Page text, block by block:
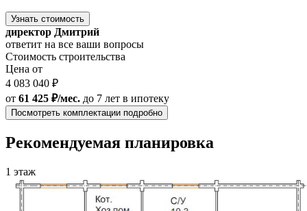
Узнать стоимость
директор Дмитрий
ответит на все ваши вопросы
Стоимость строительства
Цена от
4 083 040 ₽
от 61 425 ₽/мес. до 7 лет в ипотеку
Посмотреть комплектации подробно
Рекомендуемая планировка
1 этаж